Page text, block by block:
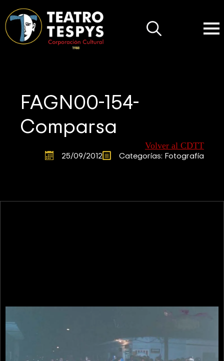
FAGN00-154-
Comparsa
Volver al CDTT
25/09/2012 Categorías: Fotografía